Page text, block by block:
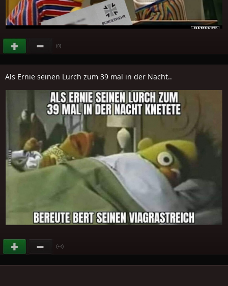
(0)
Als Ernie seinen Lurch zum 39 mal in der Nacht..
(+4)